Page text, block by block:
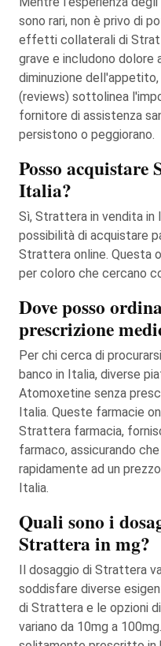
sono rari, non è privo di
effetti collaterali di
grave e includono dolore
diminuzione
(reviews) sottolinea
fornitore di assistenza
persistono o peggiorano.
Posso
Italia?
Sì, Strattera in vendita in
possibilità di acquistare
Strattera online. Questa
per coloro che cercano
Dove posso
prescrizione
Per chi cerca di
banco in Italia, diverse
Atomoxetine senza
Italia. Queste farmacie
Strattera farmacia,
farmaco, assicurando
rapidamente ad un
Italia.
Quali sono i
Strattera in mg?
Il dosaggio di Strattera
soddisfare diverse
di Strattera e le opzioni
variano da 10mg a